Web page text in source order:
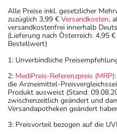
Alle Preise inkl. gesetzlicher
zuzüglich 3,99 € Versandkosten,
versandkostenfrei innerhalb
(Lieferung nach Österreich: 4,95
Bestellwert)
1: Unverbindliche
2: MediPreis-Referenzpreis (MRP)
die Arzneimittel-
Produkt ausweist (Stand:
zwischenzeitlich geändert und
Versandapotheken geändert
3: Preisvorteil bezogen auf die